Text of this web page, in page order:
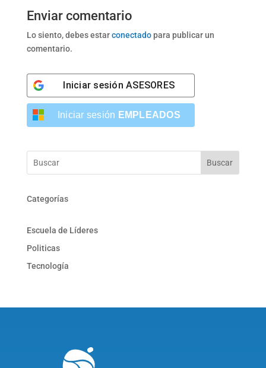
Enviar comentario
Lo siento, debes estarconectadopara publicar un
comentario.
Iniciar sesiónASESORES
Iniciar sesión EMPLEADOS
Buscar
Categorías
Escuela de Líderes
Politicas
Tecnología